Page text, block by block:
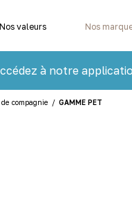
Nos valeurs Nos
à notre
compagnie / GAMME PET